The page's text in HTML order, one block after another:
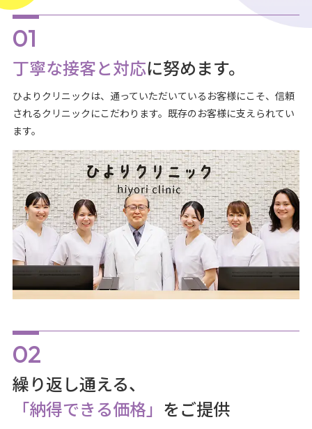
丁寧な接客と対応に努めます。
ひよりクリニックは、通っていただいているお客様にこそ、信頼
されるクリニックにこだわります。既存のお客様に支えられてい
ます。
繰り返し通える、
「納得できる価格」 をご提供